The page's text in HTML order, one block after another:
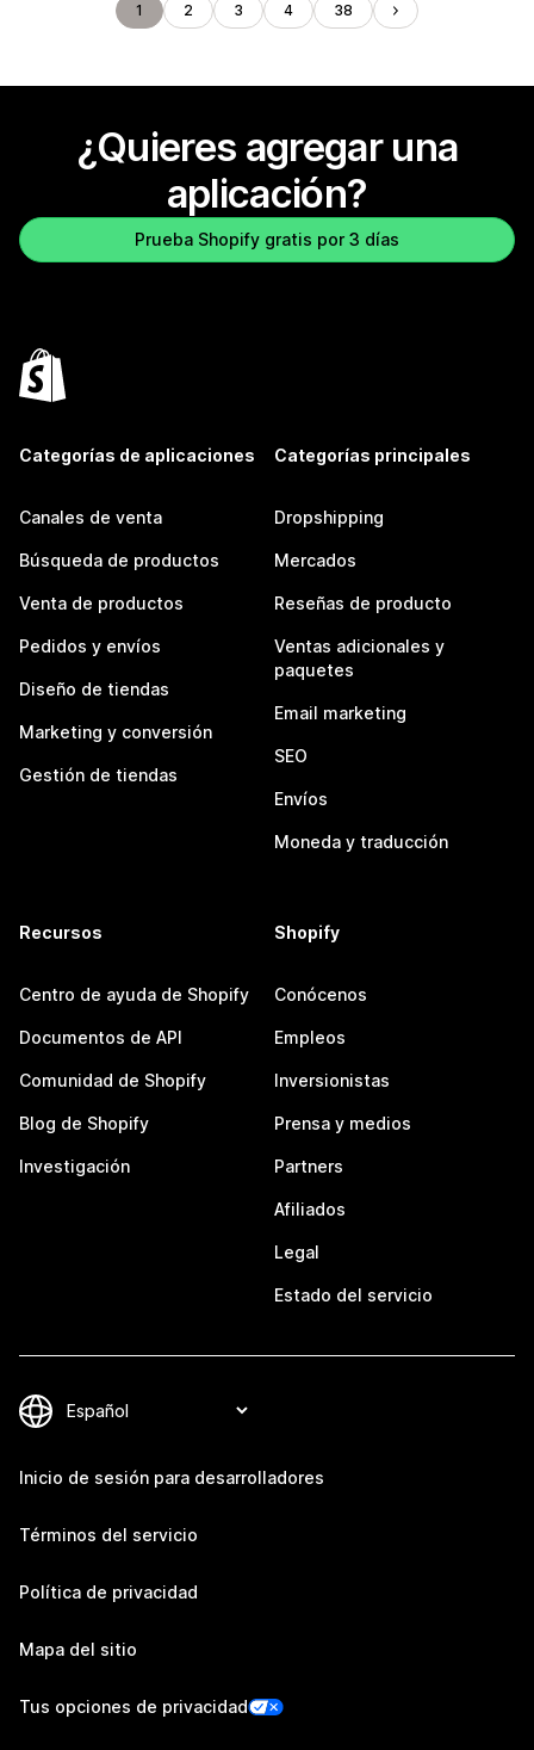
1 2 3 4 38
¿Quieres agregar una
aplicación?
Prueba Shopify gratis por 3 días
Categorías de aplicaciones
Canales de venta
Búsqueda de productos
Venta de productos
Pedidos y envíos
Diseño de tiendas
Marketing y conversión
Gestión de tiendas
Categorías principales
Dropshipping
Mercados
Reseñas de producto
Ventas adicionales y
paquetes
Email marketing
SEO
Envíos
Moneda y traducción
Recursos
Centro de ayuda de Shopify
Documentos de API
Comunidad de Shopify
Blog de Shopify
Investigación
Shopify
Conócenos
Empleos
Inversionistas
Prensa y medios
Partners
Afiliados
Legal
Estado del servicio
Inicio de sesión para desarrolladores
Términos del servicio
Política de privacidad
Mapa del sitio
Tus opciones de privacidad